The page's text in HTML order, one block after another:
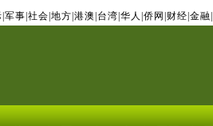
军事 社会 地方 港澳 台湾 华人 侨网 财经 金融